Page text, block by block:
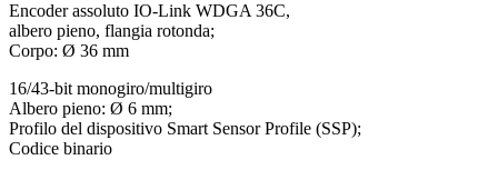
Encoder assoluto IO-Link WDGA 36C,
albero pieno, flangia rotonda;
Corpo: Ø 36 mm
16/43-bit monogiro/multigiro
Albero pieno: Ø 6 mm;
Profilo del dispositivo Smart Sensor Profile (SSP);
Codice binario